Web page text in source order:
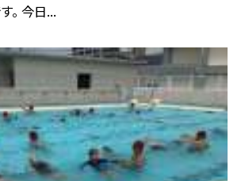
。 今日...